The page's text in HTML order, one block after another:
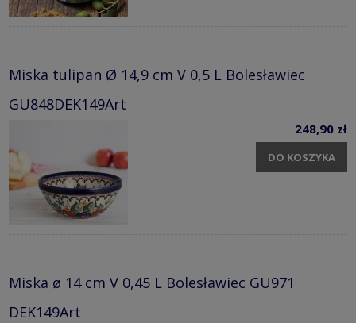
Miska tulipan Ø 14,9 cm V 0,5 L Bolesławiec
GU848DEK149Art
248,90 zł
DO KOSZYKA
Miska ø 14 cm V 0,45 L Bolesławiec GU971
DEK149Art